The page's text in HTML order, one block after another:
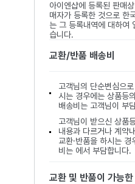
아이엔샵에 등록된 판매
매자가 등록한 것으로 한
는 그 등록내역에 대하여
습니다.
교환/반품 배송비
고객님의 단순변심으
시는 경우에는 상품등
배송비는 고객님이 부
고객님이 받으신 상품
내용과 다르거나 계약
교환·반품을 하시는 경
비는 에서 부담합니다.
교환 및 반품이 가능한